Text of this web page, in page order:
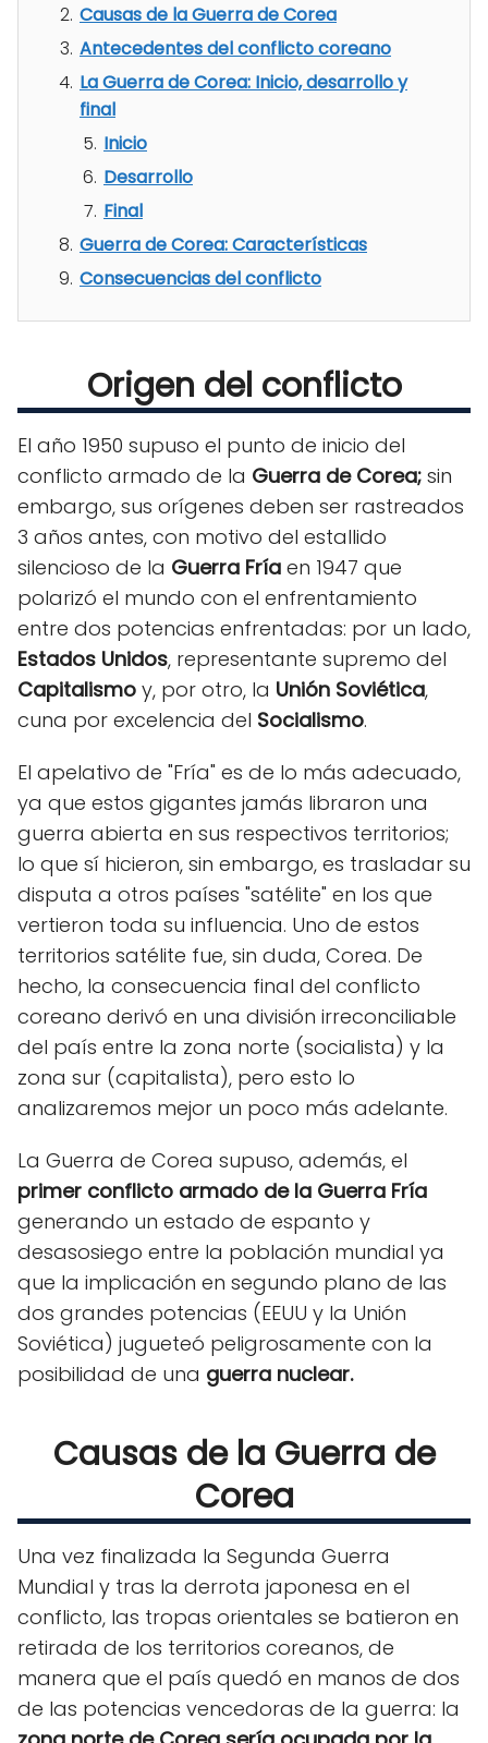
Causas de la Guerra de Corea
Antecedentes del conflicto coreano
La Guerra de Corea: Inicio, desarrollo y
final
Inicio
Desarrollo
Final
Guerra de Corea: Características
Consecuencias del conflicto
Origen del conflicto
El año 1950 supuso el punto de inicio del
conflicto armado de la Guerra de Corea; sin
embargo, sus orígenes deben ser rastreados
3 años antes, con motivo del estallido
silencioso de la Guerra Fría en 1947 que
polarizó el mundo con el enfrentamiento
entre dos potencias enfrentadas: por un lado,
Estados Unidos, representante supremo del
Capitalismo y, por otro, la Unión Soviética,
cuna por excelencia del Socialismo.
El apelativo de "Fría" es de lo más adecuado,
ya que estos gigantes jamás libraron una
guerra abierta en sus respectivos territorios;
lo que sí hicieron, sin embargo, es trasladar su
disputa a otros países "satélite" en los que
vertieron toda su influencia. Uno de estos
territorios satélite fue, sin duda, Corea. De
hecho, la consecuencia final del conflicto
coreano derivó en una división irreconciliable
del país entre la zona norte (socialista) y la
zona sur (capitalista), pero esto lo
analizaremos mejor un poco más adelante.
La Guerra de Corea supuso, además, el
primer conflicto armado de la Guerra Fría
generando un estado de espanto y
desasosiego entre la población mundial ya
que la implicación en segundo plano de las
dos grandes potencias (EEUU y la Unión
Soviética) jugueteó peligrosamente con la
posibilidad de una guerra nuclear.
Causas de la Guerra de
Corea
Una vez finalizada la Segunda Guerra
Mundial y tras la derrota japonesa en el
conflicto, las tropas orientales se batieron en
retirada de los territorios coreanos, de
manera que el país quedó en manos de dos
de las potencias vencedoras de la guerra: la